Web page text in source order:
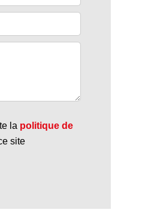
la politique de
site